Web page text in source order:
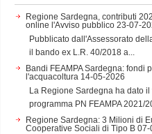
Regione Sardegna, contributi
online l'Avviso pubblico 23-07-
Pubblicato dall'Assessorato
il bando ex L.R. 40/2018 a...
Bandi FEAMPA Sardegna: fondi
l'acquacoltura 14-05-2026
La Regione Sardegna ha dato
programma PN FEAMPA 2021/
Regione Sardegna: 3 Milioni di
Cooperative Sociali di Tipo B 07-